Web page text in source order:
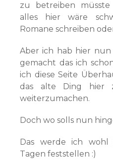
zu betreiben
alles hier wäre
Romane schreiben
Aber ich hab hier
gemacht das ich
ich diese Seite
das alte Ding hier
weiterzumachen.
Doch wo solls nun
Das werde ich
Tagen feststellen :)